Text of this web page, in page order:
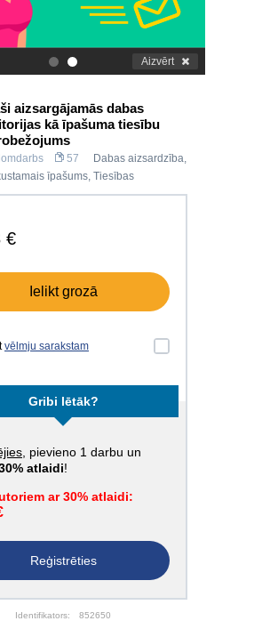
. Aizvērt
aizsargājamās dabas
kā īpašuma tiesību
57 Dabas aizsardzība,
īpašums, Tiesības
€
Ielikt grozā
vēlmju sarakstam
Gribi lētāk?
, pievieno 1 darbu un
atlaidi!
ar 30% atlaidi:
Reģistrēties
Identifikators: 852650